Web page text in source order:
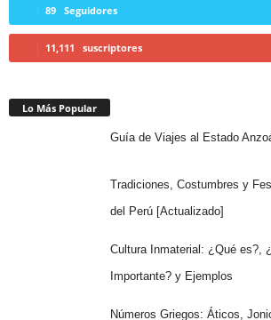
89 Seguidores
11,111 suscriptores
Lo Más Popular
Guía de Viajes al Estado
Tradiciones, Costumbres y
del Perú [Actualizado]
Cultura Inmaterial: ¿Qué es?,
Importante? y Ejemplos
Números Griegos: Áticos,